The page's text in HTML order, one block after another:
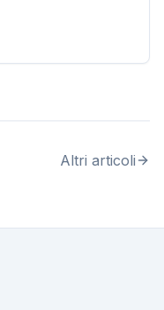
Altri articoli